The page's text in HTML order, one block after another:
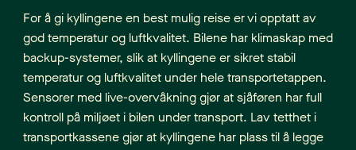
For å gi kyllingene en best mulig reise er vi opptatt av
god temperatur og luftkvalitet. Bilene har klimaskap med
backup-systemer, slik at kyllingene er sikret stabil
temperatur og luftkvalitet under hele transportetappen.
Sensorer med live-overvåkning gjør at sjåføren har full
kontroll på miljøet i bilen under transport. Lav tetthet i
transportkassene gjør at kyllingene har plass til å legge